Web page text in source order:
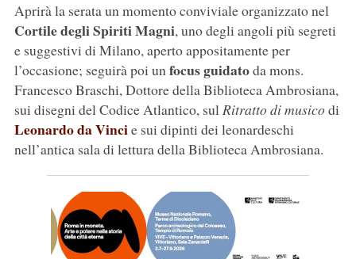
Aprirà la serata un momento conviviale organizzato nel
Cortile degli Spiriti Magni, uno degli angoli più segreti
e suggestivi di Milano, aperto appositamente per
l’occasione; seguirà poi unfocus guidatoda mons.
Francesco Braschi, Dottore della Biblioteca Ambrosiana,
sui disegni del Codice Atlantico, sulRitratto di musicodi
Leonardo da Vincie sui dipinti dei leonardeschi
nell’antica sala di lettura della Biblioteca Ambrosiana.